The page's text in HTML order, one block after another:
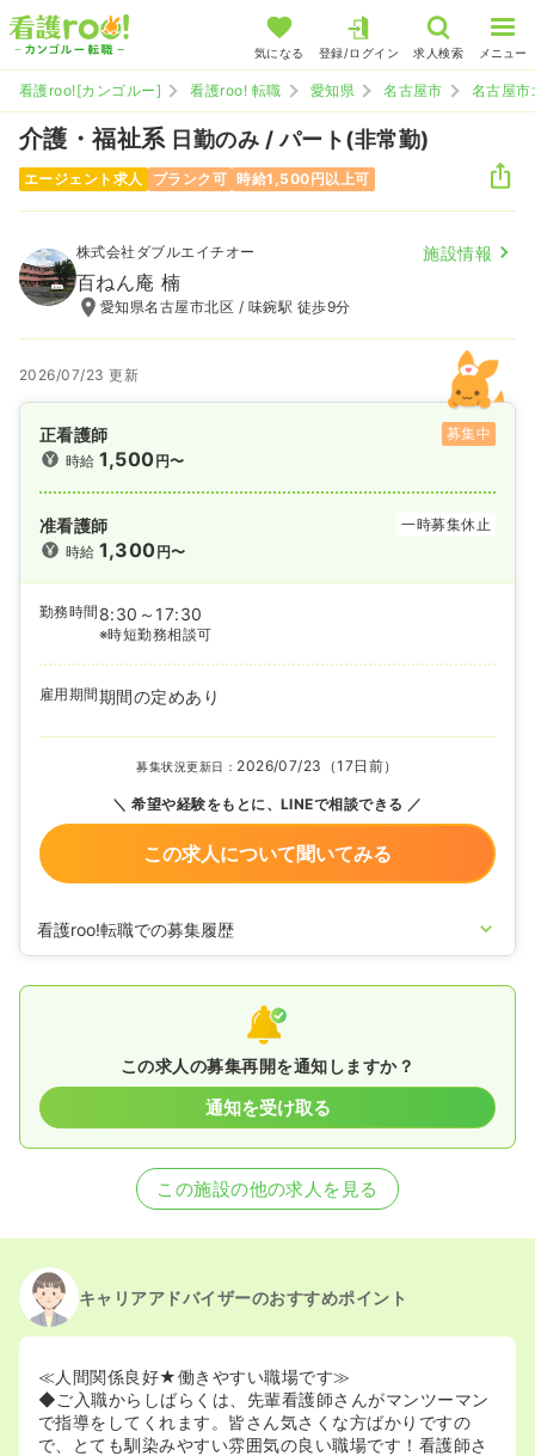
気になる 登録/ログイン 求人検索 メニュー
看護roo![カンゴルー] 看護roo! 転職 愛知県 名古屋市 名古屋市
介護・福祉系 日勤のみ / パート(非常勤)
エージェント求人 ブランク可 時給1,500円以上可
株式会社ダブルエイチオー 施設情報
百ねん庵 楠
愛知県名古屋市北区 / 味鋺駅 徒歩9分
2026/07/23 更新
正看護師
募集中
時給1,500円〜
准看護師
一時募集休止
時給1,300円〜
勤務時間 8:30～17:30
※時短勤務相談可
雇用期間期間の定めあり
募集状況更新日： 2026/07/23（17日前）
希望や経験をもとに、LINEで相談できる
この求人について聞いてみる
看護roo!転職での募集履歴
2025/05/20正・准看護師の募集を休止
正・准看護師を募集中
この求人の募集再開を通知しますか？
通知を受け取る
この施設の他の求人を見る
キャリアアドバイザーのおすすめポイント
≪人間関係良好★働きやすい職場です≫
◆ご入職からしばらくは、先輩看護師さんがマンツーマン
で指導をしてくれます。皆さん気さくな方ばかりですの
で、とても馴染みやすい雰囲気の良い職場です！看護師さ